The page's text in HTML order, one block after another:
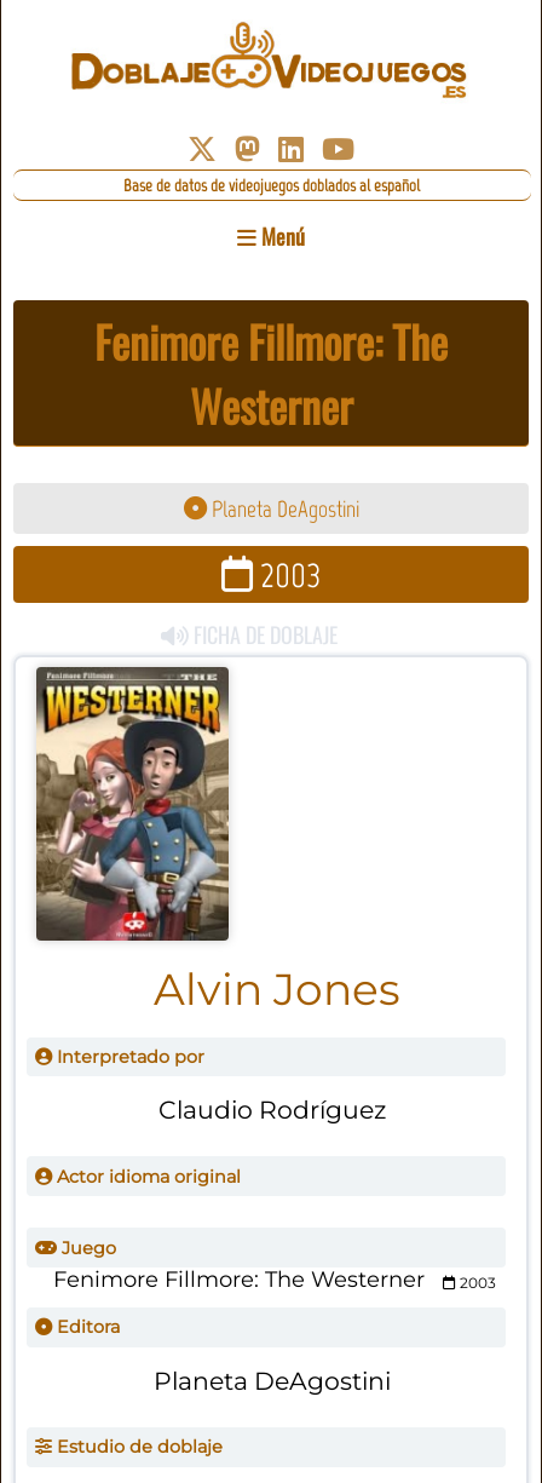
Base de datos de videojuegos doblados al español
Menú
Fenimore Fillmore: The
Westerner
Planeta DeAgostini
2003
FICHA DE DOBLAJE
Alvin Jones
Interpretado por
Claudio Rodríguez
Actor idioma original
Juego
Fenimore Fillmore: The Westerner 2003
Editora
Planeta DeAgostini
Estudio de doblaje